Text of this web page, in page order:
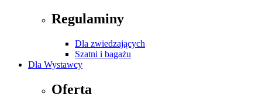
Regulaminy
Dla zwiedzających
Szatni i bagażu
Dla Wystawcy
Oferta